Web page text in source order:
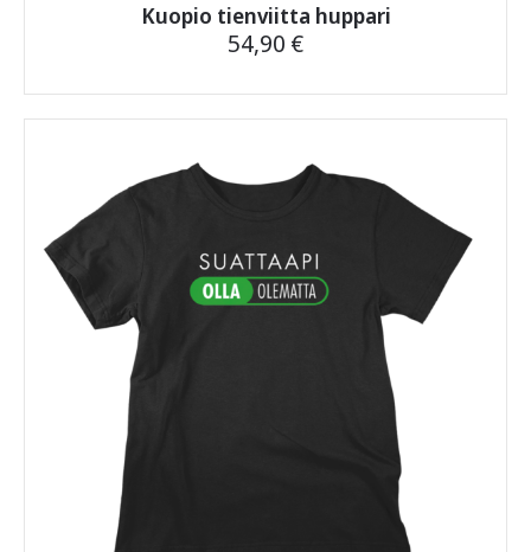
Kuopio tienviitta huppari
54,90 €
tuotteella
muunnelma.
valinnat
tuotteen